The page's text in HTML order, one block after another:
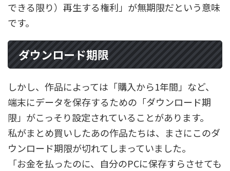
できる限り）再生する権利」が無期限だという意味
です。
ダウンロード期限
しかし、作品によっては「購入から1年間」など、
端末にデータを保存するための「ダウンロード期
限」がこっそり設定されていることがあります。
私がまとめ買いしたあの作品たちは、まさにこのダ
ウンロード期限が切れてしまっていました。
「お金を払ったのに、自分のPCに保存すらさせても